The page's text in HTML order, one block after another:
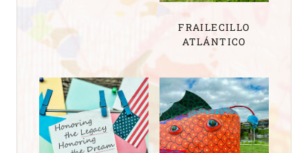
FRAILECILLO
ATLÁNTICO